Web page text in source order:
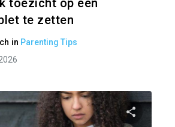
toezicht op een
te zetten
in Parenting Tips